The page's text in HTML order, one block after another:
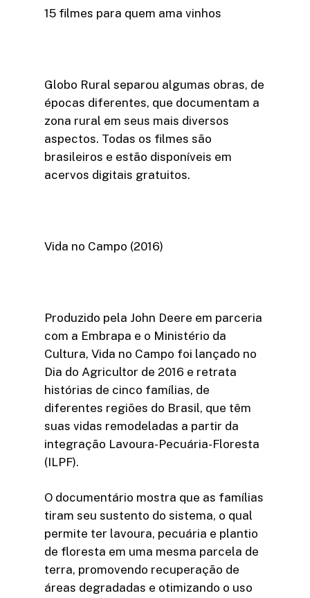
15 filmes para quem ama vinhos
Globo Rural separou algumas obras, de
épocas diferentes, que documentam a
zona rural em seus mais diversos
aspectos. Todas os filmes são
brasileiros e estão disponíveis em
acervos digitais gratuitos.
Vida no Campo (2016)
Produzido pela John Deere em parceria
com a Embrapa e o Ministério da
Cultura, Vida no Campo foi lançado no
Dia do Agricultor de 2016 e retrata
histórias de cinco famílias, de
diferentes regiões do Brasil, que têm
suas vidas remodeladas a partir da
integração Lavoura-Pecuária-Floresta
(ILPF).
O documentário mostra que as famílias
tiram seu sustento do sistema, o qual
permite ter lavoura, pecuária e plantio
de floresta em uma mesma parcela de
terra, promovendo recuperação de
áreas degradadas e otimizando o uso